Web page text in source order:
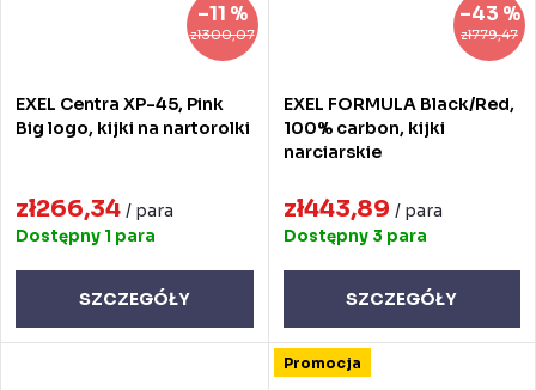
zł300,07
–11 %
EXEL Centra XP-45, Pink
Big logo, kijki na nartorolki
zł266,34 / para
Dostępny 1 para
SZCZEGÓŁY
zł779,47
–43 %
EXEL FORMULA Black/Red,
100% carbon, kijki
narciarskie
zł443,89 / para
Dostępny 3 para
SZCZEGÓŁY
Promocja